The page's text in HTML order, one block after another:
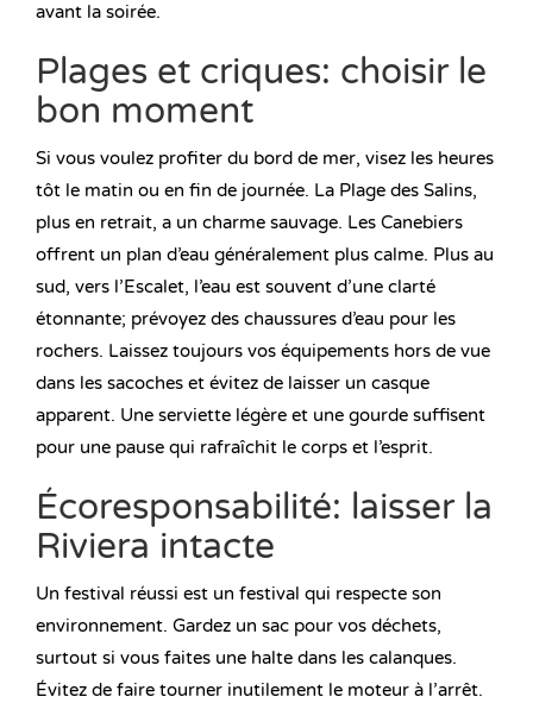
avant la soirée.
Plages et criques: choisir le
bon moment
Si vous voulez profiter du bord de mer, visez les heures
tôt le matin ou en fin de journée. La Plage des Salins,
plus en retrait, a un charme sauvage. Les Canebiers
offrent un plan d’eau généralement plus calme. Plus au
sud, vers l’Escalet, l’eau est souvent d’une clarté
étonnante; prévoyez des chaussures d’eau pour les
rochers. Laissez toujours vos équipements hors de vue
dans les sacoches et évitez de laisser un casque
apparent. Une serviette légère et une gourde suffisent
pour une pause qui rafraîchit le corps et l’esprit.
Écoresponsabilité: laisser la
Riviera intacte
Un festival réussi est un festival qui respecte son
environnement. Gardez un sac pour vos déchets,
surtout si vous faites une halte dans les calanques.
Évitez de faire tourner inutilement le moteur à l’arrêt.